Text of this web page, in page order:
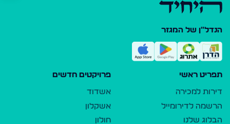
הנדל"ן של המגזר
תפריט ראשי
דירות למכירה
הרשמה לדירומייל
הבלוג שלנו
פרויקטים חדשים
אשדוד
אשקלון
חולון